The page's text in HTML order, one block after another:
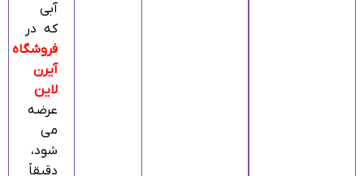
آبی
که در
فروشگاه
آیرن‌
لاین
عرضه
می‌
شود،
دقیقاً